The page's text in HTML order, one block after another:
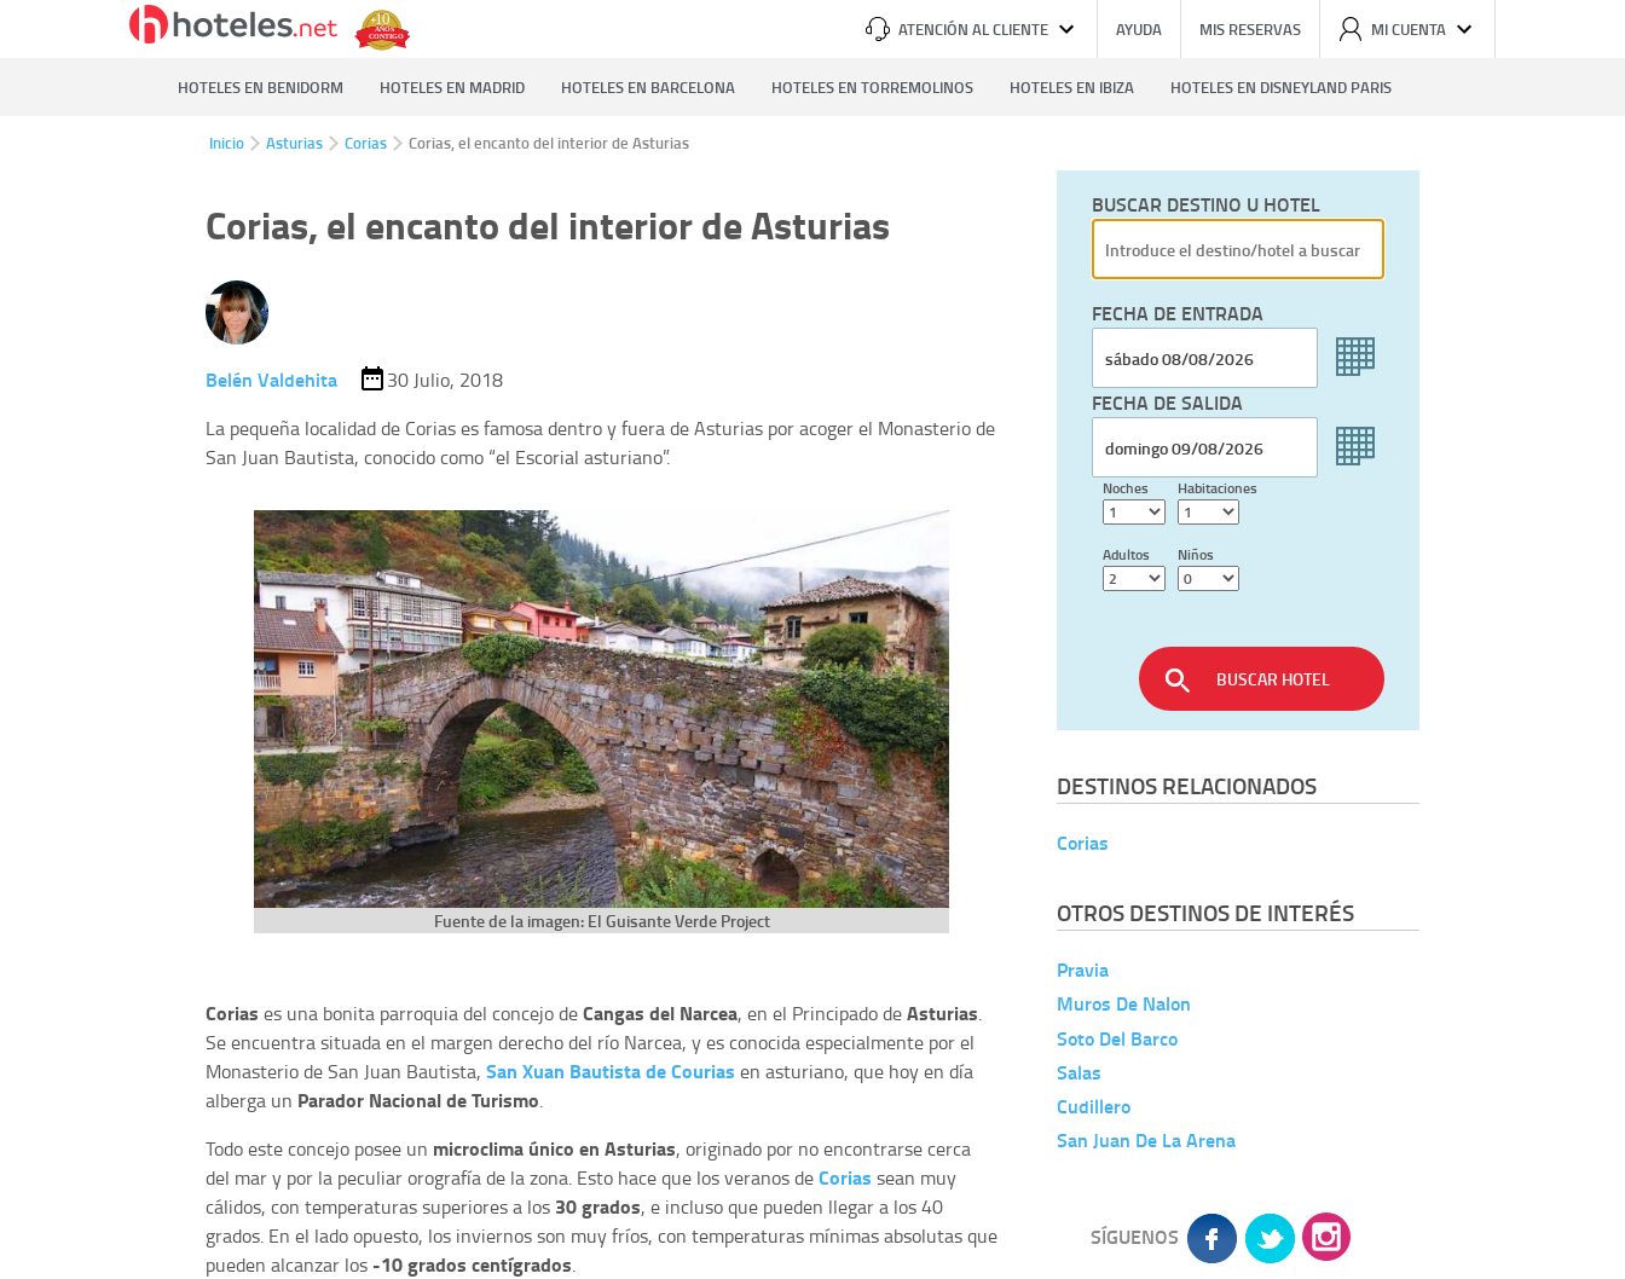
ATENCIÓN AL CLIENTE AYUDA MIS RESERVAS MI CUENTA
HOTELES EN BENIDORM HOTELES EN MADRID HOTELES EN BARCELONA HOTELES EN TORREMOLINOS HOTELES EN IBIZA HOTELES EN DISNEYLAND PARIS
Inicio Asturias Corias Corias, el encanto del interior de Asturias
Corias, el encanto del interior de Asturias
Belén Valdehita
30 Julio, 2018
La pequeña localidad de Corias es famosa dentro y fuera de Asturias por acoger el Monasterio de
San Juan Bautista, conocido como “el Escorial asturiano”.
Fuente de la imagen: El Guisante Verde Project
Corias es una bonita parroquia del concejo deCangas del Narcea, en el Principado deAsturias.
Se encuentra situada en el margen derecho del río Narcea, y es conocida especialmente por el
Monasterio de San Juan Bautista, San Xuan Bautista de Courias en asturiano, que hoy en día
alberga un Parador Nacional de Turismo.
Todo este concejo posee un microclima único en Asturias, originado por no encontrarse cerca
del mar y por la peculiar orografía de la zona. Esto hace que los veranos deCorias sean muy
cálidos, con temperaturas superiores a los 30 grados, e incluso que pueden llegar a los 40
grados. En el lado opuesto, los inviernos son muy fríos, con temperaturas mínimas absolutas que
pueden alcanzar los -10 grados centígrados.
BUSCAR DESTINO U HOTEL
FECHA DE ENTRADA
FECHA DE SALIDA
Noches Habitaciones
Adultos Niños
BUSCAR HOTEL
DESTINOS RELACIONADOS
Corias
OTROS DESTINOS DE INTERÉS
Pravia
Muros De Nalon
Soto Del Barco
Salas
Cudillero
San Juan De La Arena
SÍGUENOS